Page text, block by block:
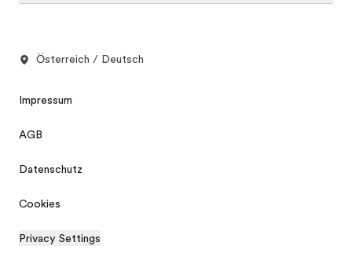
Österreich / Deutsch
Impressum
AGB
Datenschutz
Cookies
Privacy Settings